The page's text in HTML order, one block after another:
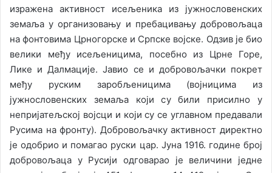
изражена активност исељеника из јужнословенских
земаља у организовању и пребацивању добровољаца
на фонтовима Црногорске и Српске војске. Одзив је био
велики међу исељеницима, посебно из Црне Горе,
Лике и Далмације. Јавио се и добровољачки покрет
међу руским заробљеницима (војницима из
јужнословенских земаља који су били присилно у
непријатељској војсци и који су се углавном предавали
Русима на фронту). Добровољачку активност директно
је одобрио и помагао руски цар. Јуна 1916. године број
добровољаца у Русији одговарао је величини једне